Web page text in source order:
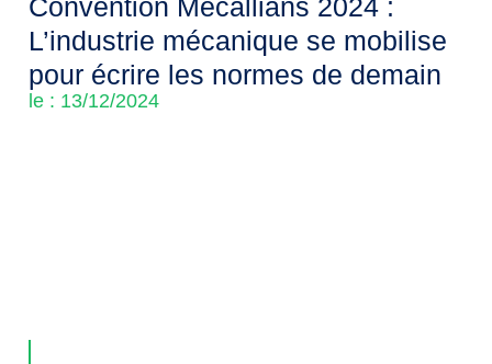
Convention Mecallians 2024 :
L’industrie mécanique se mobilise
pour écrire les normes de demain
le : 13/12/2024